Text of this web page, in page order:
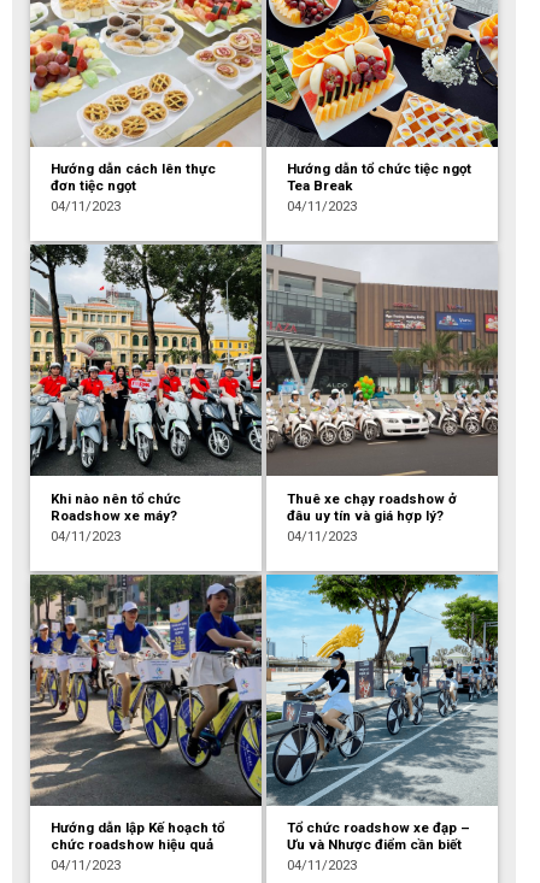
Hướng dẫn cách lên thực
đơn tiệc ngọt
04/11/2023
Hướng dẫn tổ chức tiệc ngọt
Tea Break
04/11/2023
Khi nào nên tổ chức
Roadshow xe máy?
04/11/2023
Thuê xe chạy roadshow ở
đâu uy tín và giá hợp lý?
04/11/2023
Hướng dẫn lập Kế hoạch tổ
chức roadshow hiệu quả
04/11/2023
Tổ chức roadshow xe đạp –
Ưu và Nhược điểm cần biết
04/11/2023